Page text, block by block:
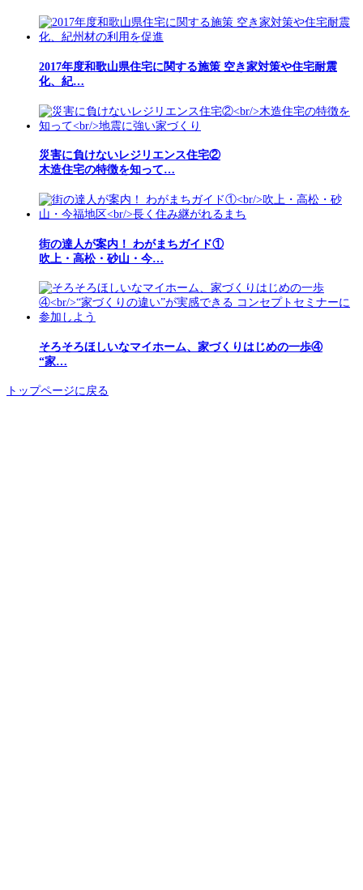
2017年度和歌山県住宅に関する施策 空き家対策や住宅耐震
化、紀…
災害に負けないレジリエンス住宅②
木造住宅の特徴を知って…
街の達人が案内！ わがまちガイド①
吹上・高松・砂山・今…
そろそろほしいなマイホーム、家づくりはじめの一歩④
“家…
トップページに戻る